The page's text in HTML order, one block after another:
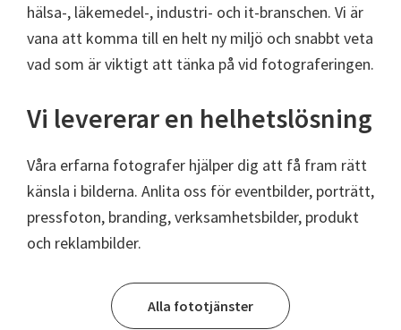
hälsa-, läkemedel-, industri- och it-branschen. Vi är
vana att komma till en helt ny miljö och snabbt veta
vad som är viktigt att tänka på vid fotograferingen.
Vi levererar en helhetslösning
Våra erfarna fotografer hjälper dig att få fram rätt
känsla i bilderna. Anlita oss för eventbilder, porträtt,
pressfoton, branding, verksamhetsbilder, produkt
och reklambilder.
Alla fototjänster